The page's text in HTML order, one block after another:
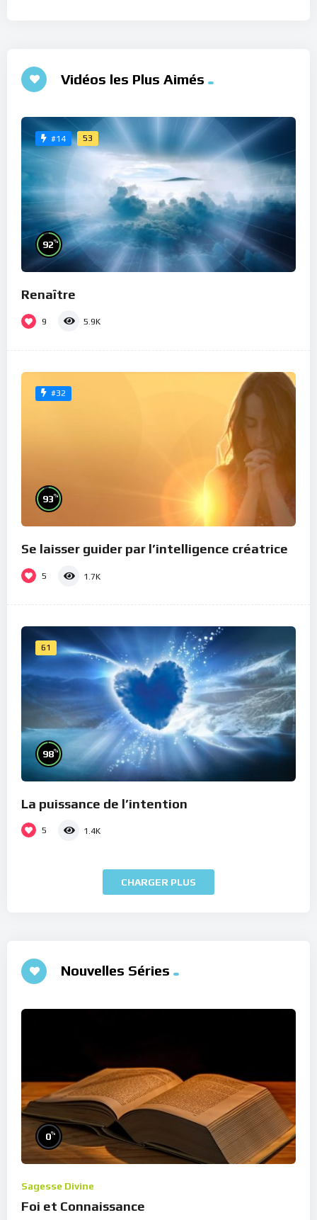
Vidéos les Plus Aimés
#14 53
92%
Renaître
9 5.9K
#32
93%
Se laisser guider par l’intelligence créatrice
5 1.7K
61
98%
La puissance de l’intention
5 1.4K
CHARGER PLUS
Nouvelles Séries
0%
Sagesse Divine
Foi et Connaissance